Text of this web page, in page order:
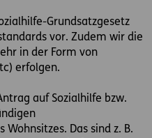
Grundsatzgesetz
vor. Zudem wir die
in der Form von
erfolgen.
auf Sozialhilfe bzw.
Das sind z. B.